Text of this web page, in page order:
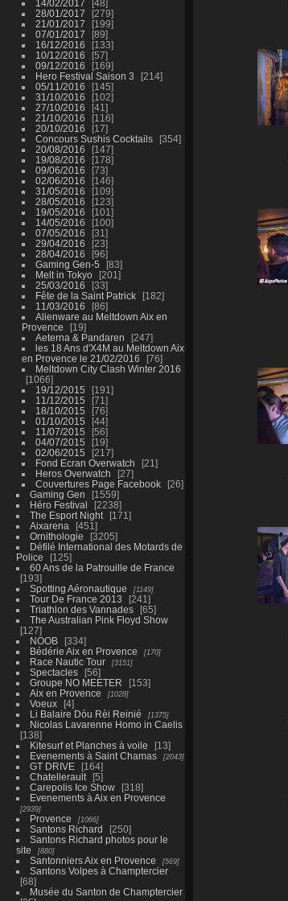
14/02/2017
48
28/01/2017
279
21/01/2017
199
07/01/2017
89
16/12/2016
133
10/12/2016
57
09/12/2016
169
Hero Festival Saison 3
214
05/11/2016
145
31/10/2016
102
27/10/2016
41
21/10/2016
116
20/10/2016
17
Concours Sushis Cocktails
354
20/08/2016
147
19/08/2016
178
09/06/2016
73
02/06/2016
146
31/05/2016
109
28/05/2016
123
19/05/2016
101
14/05/2016
100
07/05/2016
31
29/04/2016
23
28/04/2016
96
Gaming Gen-5
83
Melt in Tokyo
201
25/03/2016
33
Fête de la Saint Patrick
182
11/03/2016
86
Alienware au Meltdown Aix en
Provence
19
Aeterna & Pandaren
247
les 18 Ans d'X4M au Meltdown Aix
en Provence le 21/02/2016
76
Meltdown City Clash Winter 2016
1066
19/12/2015
191
11/12/2015
71
18/10/2015
76
01/10/2015
44
11/07/2015
56
04/07/2015
19
02/06/2015
217
Fond Ecran Overwatch
21
Heros Overwatch
27
Couvertures Page Facebook
26
Gaming Gen
1559
Héro Festival
2238
The Esport Night
171
Aixarena
451
Ornithologie
3205
Défilé International des Motards de
Police
125
60 Ans de la Patrouille de France
193
Spotting Aéronautique
1149
Tour De France 2013
241
Triathlon des Vannades
65
The Australian Pink Floyd Show
127
NOOB
334
Bédérie Aix en Provence
170
Race Nautic Tour 3151
Spectacles
56
Groupe NO MEETER
153
Aix en Provence
1028
Voeux
4
Li Balaire Dóu Rèi Reinié
1375
Nicolas Lavarenne Homo in Caelis
138
Kitesurf et Planches à voile
13
Evenements à Saint Chamas
2043
GT DRIVE
164
Chatellerault
5
Carepolis Ice Show
318
Evenements à Aix en Provence
2939
Provence 1066
Santons Richard
250
Santons Richard photos pour le
site
880
Santonniers Aix en Provence 569
Santons Volpes à Champtercier
68
Musée du Santon de Champtercier